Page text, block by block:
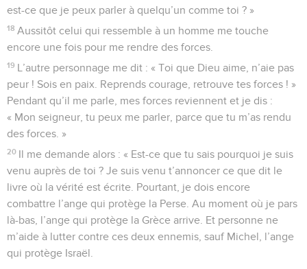
est-ce que je peux parler à quelqu’un comme toi ? »
18 Aussitôt celui qui ressemble à un homme me touche
encore une fois pour me rendre des forces.
19 L’autre personnage me dit : « Toi que Dieu aime, n’aie pas
peur ! Sois en paix. Reprends courage, retrouve tes forces ! »
Pendant qu’il me parle, mes forces reviennent et je dis :
« Mon seigneur, tu peux me parler, parce que tu m’as rendu
des forces. »
20 Il me demande alors : « Est-ce que tu sais pourquoi je suis
venu auprès de toi ? Je suis venu t’annoncer ce que dit le
livre où la vérité est écrite. Pourtant, je dois encore
combattre l’ange qui protège la Perse. Au moment où je pars
là-bas, l’ange qui protège la Grèce arrive. Et personne ne
m’aide à lutter contre ces deux ennemis, sauf Michel, l’ange
qui protège Israël.